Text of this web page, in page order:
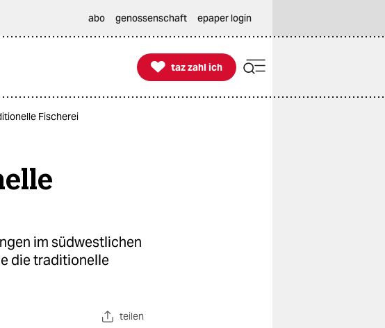
abo genossenschaft epaper login

taz zahl ich
taz zahl ich
Fischerei
im südwestlichen
die traditionelle
teilen